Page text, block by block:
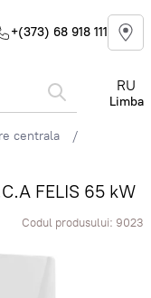
+(373) 68 918 111
RU
Limba
centrala
FELIS 65 kW
Codul produsului: 9023